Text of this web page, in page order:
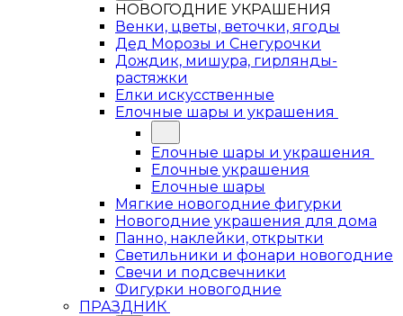
НОВОГОДНИЕ УКРАШЕНИЯ
Венки, цветы, веточки, ягоды
Дед Морозы и Снегурочки
Дождик, мишура, гирлянды-
растяжки
Елки искусственные
Елочные шары и украшения
Елочные шары и украшения
Елочные украшения
Елочные шары
Мягкие новогодние фигурки
Новогодние украшения для дома
Панно, наклейки, открытки
Светильники и фонари новогодние
Свечи и подсвечники
Фигурки новогодние
ПРАЗДНИК